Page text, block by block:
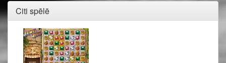
Citi spēlē